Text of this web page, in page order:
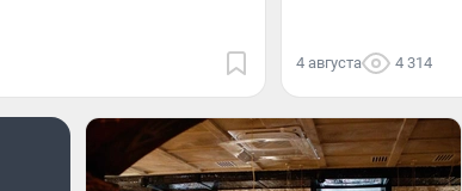
4 августа 4 314